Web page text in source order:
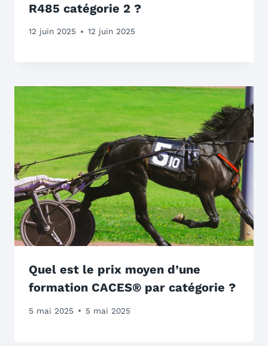
R485 catégorie 2 ?
12 juin 2025 12 juin 2025
Quel est le prix moyen d’une
formation CACES® par catégorie ?
5 mai 2025 5 mai 2025